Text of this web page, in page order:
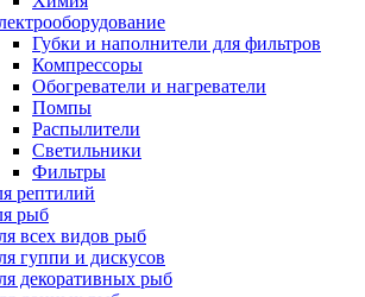
Губки и наполнители для фильтров
Компрессоры
Обогреватели и нагреватели
Помпы
Распылители
Светильники
Фильтры
рептилий
рыб
всех видов рыб
гуппи и дискусов
декоративных рыб